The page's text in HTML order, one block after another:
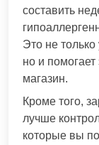
составить
Это не
но и
магазин.
Кроме того,
лучше
которые вы